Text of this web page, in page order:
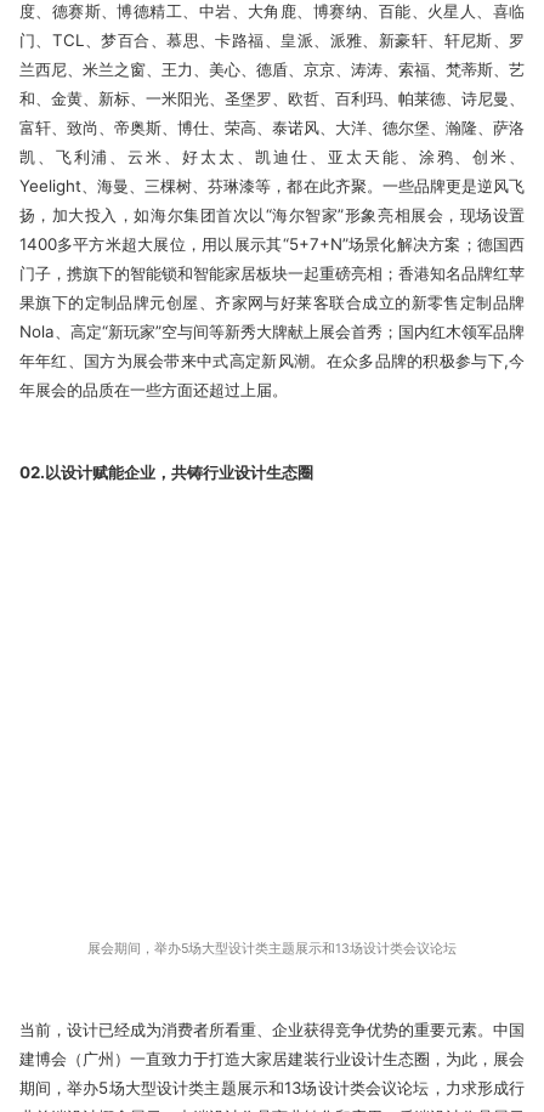
度、德赛斯、博德精工、中岩、大角鹿、博赛纳、百能、火星人、喜临
门、TCL、梦百合、慕思、卡路福、皇派、派雅、新豪轩、轩尼斯、罗
兰西尼、米兰之窗、王力、美心、德盾、京京、涛涛、索福、梵蒂斯、艺
和、金黄、新标、一米阳光、圣堡罗、欧哲、百利玛、帕莱德、诗尼曼、
富轩、致尚、帝奥斯、博仕、荣高、泰诺风、大洋、德尔堡、瀚隆、萨洛
凯、飞利浦、云米、好太太、凯迪仕、亚太天能、涂鸦、创米、
Yeelight、海曼、三棵树、芬琳漆等，都在此齐聚。一些品牌更是逆风飞
扬，加大投入，如海尔集团首次以“海尔智家”形象亮相展会，现场设置
1400多平方米超大展位，用以展示其“5+7+N”场景化解决方案；德国西
门子，携旗下的智能锁和智能家居板块一起重磅亮相；香港知名品牌红苹
果旗下的定制品牌元创屋、齐家网与好莱客联合成立的新零售定制品牌
Nola、高定“新玩家”空与间等新秀大牌献上展会首秀；国内红木领军品牌
年年红、国方为展会带来中式高定新风潮。在众多品牌的积极参与下,今
年展会的品质在一些方面还超过上届。
02.以设计赋能企业，共铸行业设计生态圈
展会期间，举办5场大型设计类主题展示和13场设计类会议论坛
当前，设计已经成为消费者所看重、企业获得竞争优势的重要元素。中国
建博会（广州）一直致力于打造大家居建装行业设计生态圈，为此，展会
期间，举办5场大型设计类主题展示和13场设计类会议论坛，力求形成行